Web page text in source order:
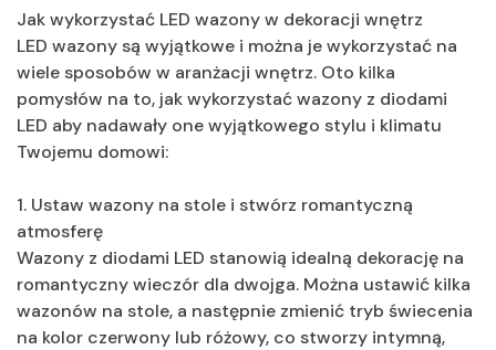
Jak wykorzystać LED wazony w dekoracji wnętrz
LED wazony są wyjątkowe i można je wykorzystać na
wiele sposobów w aranżacji wnętrz. Oto kilka
pomysłów na to, jak wykorzystać wazony z diodami
LED aby nadawały one wyjątkowego stylu i klimatu
Twojemu domowi:
1. Ustaw wazony na stole i stwórz romantyczną
atmosferę
Wazony z diodami LED stanowią idealną dekorację na
romantyczny wieczór dla dwojga. Można ustawić kilka
wazonów na stole, a następnie zmienić tryb świecenia
na kolor czerwony lub różowy, co stworzy intymną,